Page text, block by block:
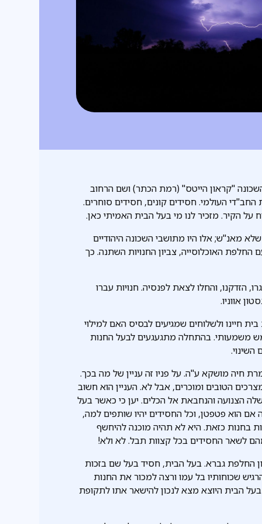
"קראון הייטס" (רמת הכתר) ושם הרחוב
העולמי. חסידים קונים, חסידים סוחרים.
הקיר. מזכיר לנו מי בעל הבית האמיתי כאן.
מאנ"ש; אלו היו מתושבי השכונה היהודיים
הריי"צ קנה את 770. לאט לאט, עם החלפת האוכלוסייה, צביון החנויות השתנה. כך
הזדקנו, והחלו לצאת לפנסיה. חנויות עברו
אווניו.
חיינו ולשלוחים שמגיעים לבסיס האם למילוי
משמעותי. בהתחלה מתגעגעים לבעל החנות
חיה מושקא ע"ה. על פניו זה עניין של מה בכך.
הטובים ומוכרים, אבל לא. העניין הוא חשוב
הצנועה והנחבאת אל הכלים. יען כי כאשר בעל
אם הוא פטפטן, וכל החסידים יהיו שותפים למה,
בחנות כזאת. היא לא תהיה מוכנה להיחשף
לשאר החסידים בכל קצוות תבל. לא ולא!
החלפת גברא. בעל הבית, חסיד בעל שם בזכות
שכוחותיו בל עמו ורצה למכור את החנות
בעל הבית היוצא מצא לנכון להישאר אתו לתקופת